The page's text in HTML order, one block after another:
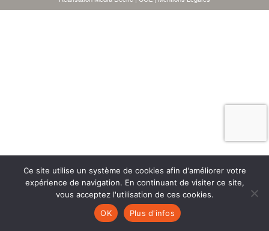
Ce site utilise un système de cookies afin d'améliorer votre
expérience de navigation. En continuant de visiter ce site,
vous acceptez l'utilisation de ces cookies.
OK
Plus d'infos